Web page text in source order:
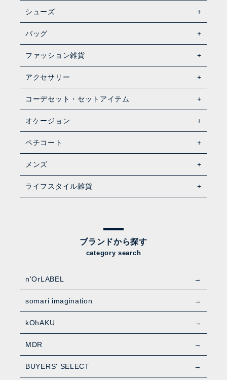
シューズ
バッグ
ファッション雑貨
アクセサリー
コーデセット・セットアイテム
オケージョン
ペチコート
メンズ
ライフスタイル雑貨
ブランドから探す
category search
n'OrLABEL
somari imagination
kOhAKU
MDR
BUYERS' SELECT